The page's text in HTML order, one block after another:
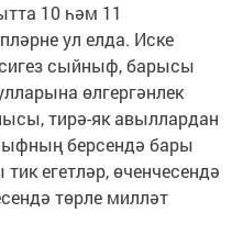
10 һәм 11
ул елда. Иске
сыйныф, барысы
өлгергәнлек
тирә-як авыллардан
берсендә бары
егетләр, өченчесендә
төрле милләт